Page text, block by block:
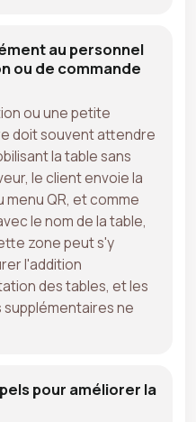
au personnel
ou de commande
ou une petite
doit souvent attendre
la table sans
le client envoie la
menu QR, et comme
le nom de la table,
zone peut s'y
l'addition
des tables, et les
ne
pour améliorer la